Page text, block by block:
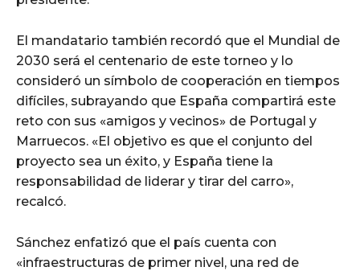
El mandatario también recordó que el Mundial de
2030 será el centenario de este torneo y lo
consideró un símbolo de cooperación en tiempos
difíciles, subrayando que España compartirá este
reto con sus «amigos y vecinos» de Portugal y
Marruecos. «El objetivo es que el conjunto del
proyecto sea un éxito, y España tiene la
responsabilidad de liderar y tirar del carro»,
recalcó.
Sánchez enfatizó que el país cuenta con
«infraestructuras de primer nivel, una red de